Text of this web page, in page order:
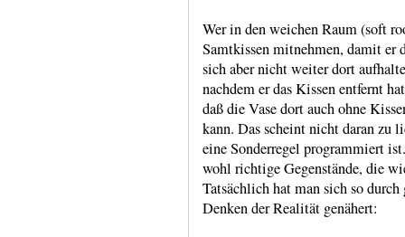
Wer in den weichen Raum (soft
Samt­kissen mit­nehmen, damit er
sich aber nicht weiter dort
nachdem er das Kissen entfernt
daß die Vase dort auch ohne
kann. Das scheint nicht daran zu
eine Sonder­regel program­miert
wohl richtige Gegen­stände, die
Tatsäch­lich hat man sich so
Denken der Realität genähert: